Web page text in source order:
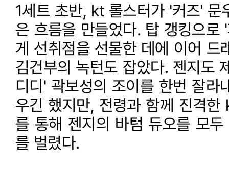
1세트 초반, kt 롤스터가 '커즈' 문
은 흐름을 만들었다. 탑 갱킹으로
게 선취점을 선물한 데에 이어 드
김건부의 녹턴도 잡았다. 젠지도
디디' 곽보성의 조이를 한번 잘라
우긴 했지만, 전령과 함께 진격
를 통해 젠지의 바텀 듀오를 모
를 벌렸다.